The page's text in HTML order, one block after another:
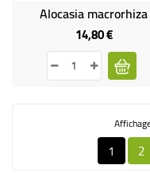
Alocasia macrorhiza
14,80 €Prix
1 2